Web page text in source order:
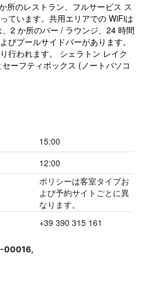
所のレストラン、フルサービス ス
ています。共用エリアでの WiFiは
2 か所のバー / ラウンジ、24 時間
びプールサイドバーがあります。
行われます。 シェラトン レイク
ーフティボックス (ノートパソコ
15:00
12:00
ポリシーは客室タイプお
よび予約サイトごとに異
なります。
+39 390 315 161
00016,